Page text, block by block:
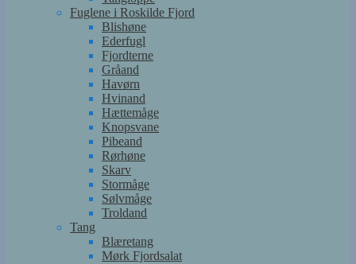
Fuglene i Roskilde Fjord
Blishøne
Ederfugl
Fjordterne
Gråand
Havørn
Hvinand
Hættemåge
Knopsvane
Pibeand
Rørhøne
Skarv
Stormåge
Sølvmåge
Troldand
Tang
Blæretang
Mørk Fjordsalat